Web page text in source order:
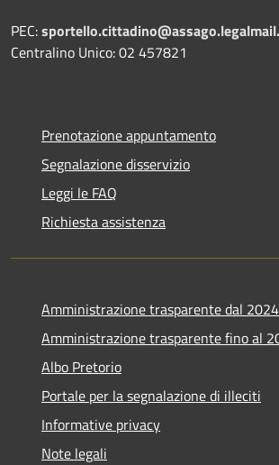
PEC:
Centralino Unico: 02 457821
Prenotazione appuntamento
Segnalazione disservizio
Leggi le FAQ
Richiesta assistenza
Amministrazione trasparente dal 2024
Amministrazione trasparente fino al
Albo Pretorio
Portale per la segnalazione di illeciti
Informative privacy
Note legali